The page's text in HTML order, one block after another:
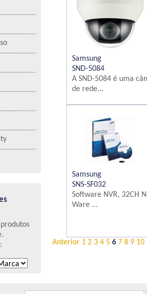
Samsung
SND-5084
A SND-5084 é uma
de rede...
Samsung
SNS-SF032
Software NVR, 32CH
Ware ...
Anterior 1 2 3 4 5 6 7 8 9 10